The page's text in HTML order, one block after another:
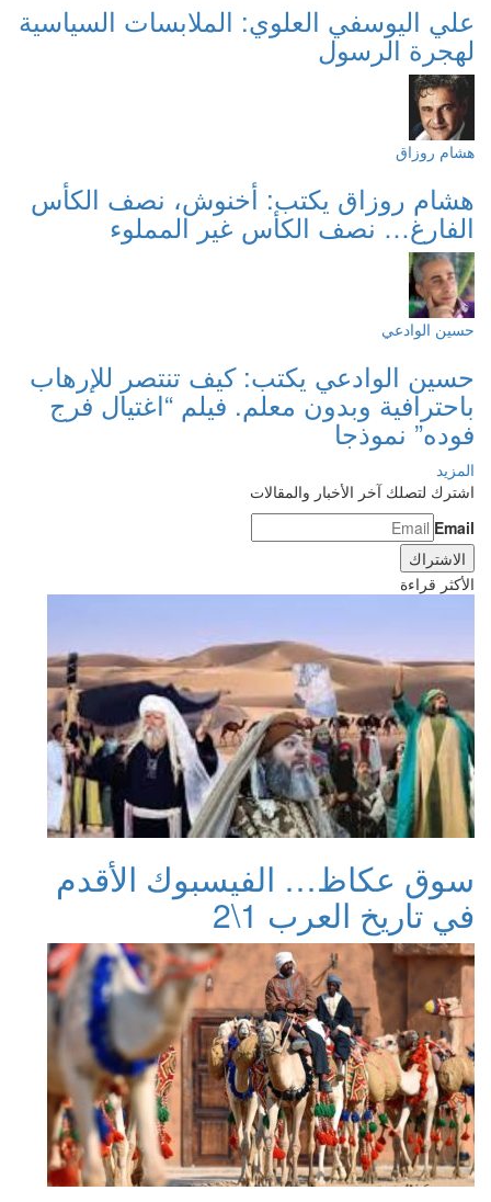
علي اليوسفي العلوي: الملابسات السياسية
لهجرة الرسول
هشام روزاق
هشام روزاق يكتب: أخنوش، نصف الكأس
الفارغ… نصف الكأس غير المملوء
حسين الوادعي
حسين الوادعي يكتب: كيف تنتصر للإرهاب
باحترافية وبدون معلم. فيلم “اغتيال فرج
فوده” نموذجا
المزيد
اشترك لتصلك آخر الأخبار والمقالات
Email
الأكثر قراءة
سوق عكاظ… الفيسبوك الأقدم
في تاريخ العرب 1\2